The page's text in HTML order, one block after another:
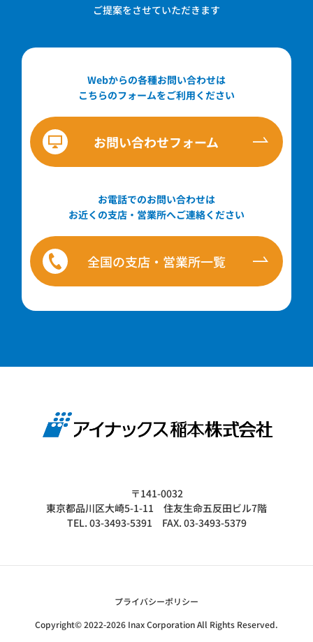
ご提案をさせていただきます
Webからの各種お問い合わせは
こちらのフォームをご利用ください
お問い合わせフォーム
お電話でのお問い合わせは
お近くの支店・営業所へご連絡ください
全国の支店・営業所一覧
〒141-0032
東京都品川区大崎5-1-11 住友生命五反田ビル7階
TEL. 03-3493-5391 FAX. 03-3493-5379
プライバシーポリシー
Copyright© 2022-2026 Inax Corporation All Rights Reserved.